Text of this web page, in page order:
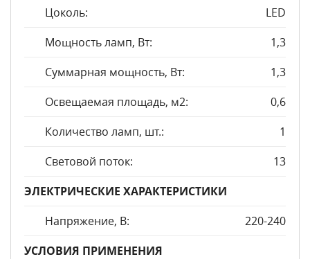
Цоколь:
LED
Мощность ламп, Вт:
1,3
Суммарная мощность, Вт:
1,3
Освещаемая площадь, м2:
0,6
Количество ламп, шт.:
1
Световой поток:
13
ЭЛЕКТРИЧЕСКИЕ ХАРАКТЕРИСТИКИ
Напряжение, В:
220-240
УСЛОВИЯ ПРИМЕНЕНИЯ